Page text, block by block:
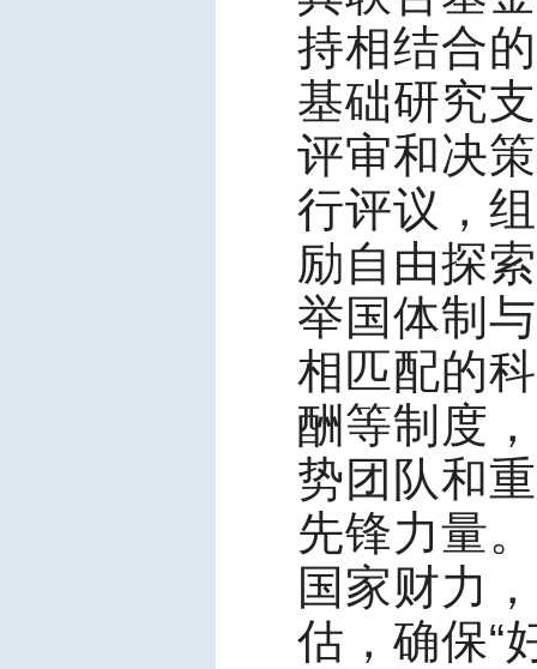
持相结合
基础研究
评审和决
行评议，
励自由探
举国体制
相匹配的
酬等制度
势团队和
先锋力量
国家财力
估，确保“